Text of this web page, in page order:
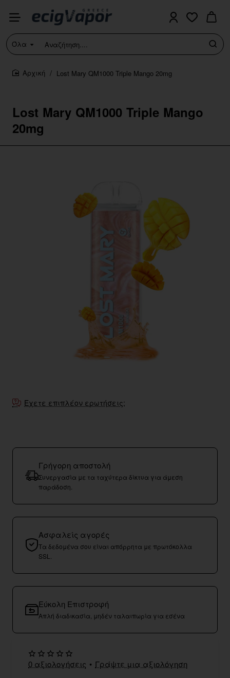
Όλα
Αναζήτηση....
Lost Mary QM1000 Triple Mango
20mg
home
Lost Mary QM1000 Triple Mango 20mg
Έχετε επιπλέον ερωτήσεις;
Γρήγορη αποστολή
Συνεργασία με τα ταχύτερα δίκτυα για άμεση
παράδοση.
Ασφαλείς αγορές
Τα δεδομένα σου είναι απόρρητα με πρωτόκολλα
SSL.
Εύκολη Επιστροφή
Απλή διαδικασία, μηδέν ταλαιπωρία για εσένα
0 αξιολογήσεις • Γράψτε μια αξιολόγηση